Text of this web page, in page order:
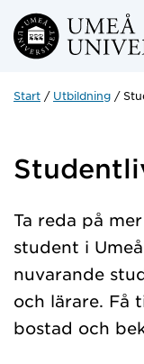
Hoppa direkt till
Start Utbildning
Ta reda på
student i
nuvarande
och lärare. Få
bostad och